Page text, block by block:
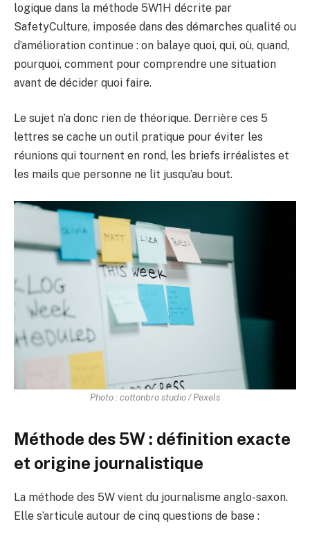
logique dans la méthode 5W1H décrite par
SafetyCulture, imposée dans des démarches qualité ou
d’amélioration continue : on balaye quoi, qui, où, quand,
pourquoi, comment pour comprendre une situation
avant de décider quoi faire.
Le sujet n’a donc rien de théorique. Derrière ces 5
lettres se cache un outil pratique pour éviter les
réunions qui tournent en rond, les briefs irréalistes et
les mails que personne ne lit jusqu’au bout.
Photo : cottonbro studio / Pexels
Méthode des 5W : définition exacte
et origine journalistique
La méthode des 5W vient du journalisme anglo-saxon.
Elle s’articule autour de cinq questions de base :